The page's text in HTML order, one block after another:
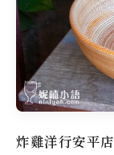
炸雞洋行安平店